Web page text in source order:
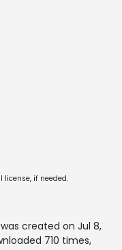
if needed.
created on Jul 8,
710 times,